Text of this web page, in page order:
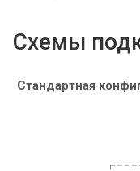
Схемы
Стандартная